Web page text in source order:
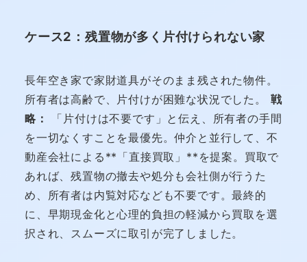
ケース2：残置物が多く片付けられない家
長年空き家で家財道具がそのまま残された物件。
所有者は高齢で、片付けが困難な状況でした。 戦
略：
「片付けは不要です」と伝え、所有者の手間
を一切なくすことを最優先。仲介と並行して、不
動産会社による**「直接買取」**を提案。買取で
あれば、残置物の撤去や処分も会社側が行うた
め、所有者は内覧対応なども不要です。最終的
に、早期現金化と心理的負担の軽減から買取を選
択され、スムーズに取引が完了しました。